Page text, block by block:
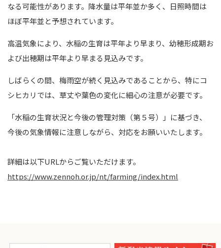
なる可能性があります。降水量は平年並か多く、日照時間は
ほぼ平年並と予想されています。
高温気象により、水稲の生育は平年より早まり、幼穂形成期お
よび出穂期は平年より早まる見込みです。
しばらくの間、梅雨空が続く見込みであることから、特にコ
シヒカリでは、草丈や葉色の変化に細心の注意が必要です。
「水稲の生育状況と今後の管理対策（第５号）」に基づき、
今後の気象情報に注意しながら、対応をお願いいたします。
詳細は以下URLからご覧いただけます。
https://www.zennoh.or.jp/nt/farming/index.html